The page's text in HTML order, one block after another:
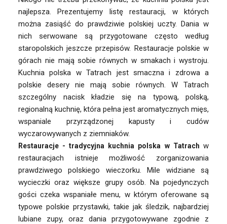
najlepsza. Prezentujemy listę restauracji, w których
można zasiąść do prawdziwie polskiej uczty. Dania w
nich serwowane są przygotowane często według
staropolskich jeszcze przepisów. Restauracje polskie w
górach nie mają sobie równych w smakach i wystroju.
Kuchnia polska w Tatrach jest smaczna i zdrowa a
polskie desery nie mają sobie równych. W Tatrach
szczególny nacisk kładzie się na typową, polską,
regionalną kuchnię, która pełna jest aromatycznych mięs,
wspaniale przyrządzonej kapusty i cudów
wyczarowywanych z ziemniaków.
Restauracje - tradycyjna kuchnia polska w Tatrach w
restauracjach istnieje możliwość zorganizowania
prawdziwego polskiego wieczorku. Mile widziane są
wycieczki oraz większe grupy osób. Na pojedynczych
gości czeka wspaniałe menu, w którym oferowane są
typowe polskie przystawki, takie jak śledzik, najbardziej
lubiane zupy, oraz dania przygotowywane zgodnie z